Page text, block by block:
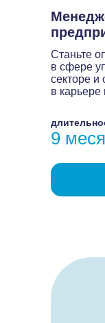
Станьте
в сфере
секторе и
в карьере
9